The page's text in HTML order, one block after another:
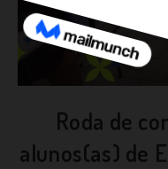
Roda de
alunos(as) de